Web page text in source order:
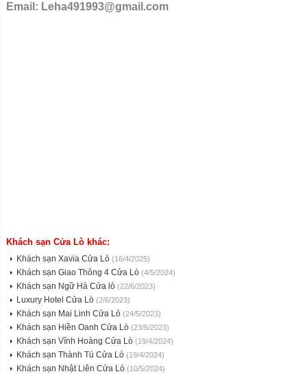
Email: Leha491993@gmail.com
Khách sạn Cửa Lò khác:
Khách sạn Xavia Cửa Lò (16/4/2025)
Khách sạn Giao Thông 4 Cửa Lò (4/5/2024)
Khách sạn Ngữ Hà Cửa lò (22/6/2023)
Luxury Hotel Cửa Lò (2/6/2023)
Khách sạn Mai Linh Cửa Lò (24/5/2023)
Khách sạn Hiền Oanh Cửa Lò (23/5/2023)
Khách sạn Vĩnh Hoàng Cửa Lò (19/4/2024)
Khách sạn Thành Tú Cửa Lò (19/4/2024)
Khách sạn Nhật Liên Cửa Lò (10/5/2024)